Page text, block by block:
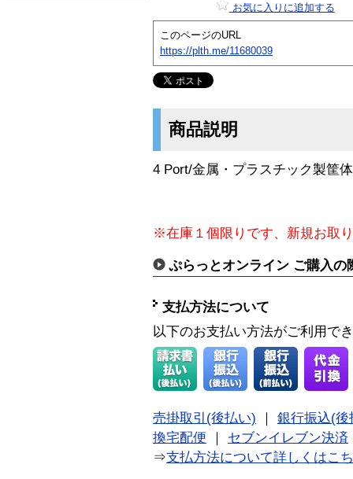
お気に入りに追加する
このページのURL
https://plth.me/11680039
商品説明
4 Port/金属・プラスチック製筐
※在庫１個限りです、新規お取
ぷらっとオンライン ご購入の
支払方法について
以下のお支払い方法がご利用で
売掛取引(後払い)
銀行振込(後
換宅配便
セブンイレブン決済
⇒支払方法について詳しくはこ